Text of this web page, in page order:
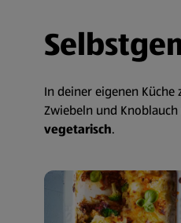
In deiner eigenen
Zwiebeln und
vegetarisch.